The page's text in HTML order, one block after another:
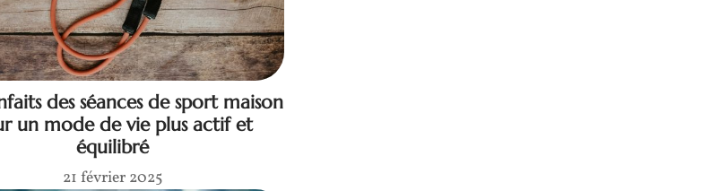
des séances de sport maison
un mode de vie plus actif et
équilibré
21 février 2025